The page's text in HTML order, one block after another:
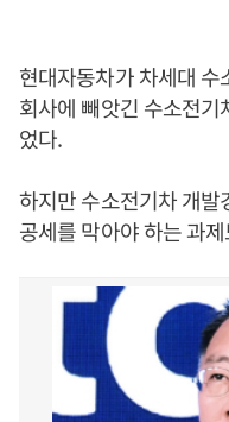
현대자동차가 차세대
회사에 빼앗긴 수소전
었다.
하지만 수소전기차 개
공세를 막아야 하는 과